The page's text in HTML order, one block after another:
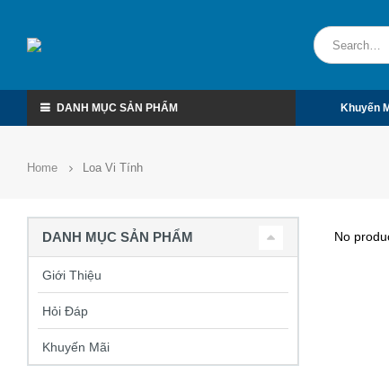
DANH MỤC SẢN PHẨM Khuyến
Home Loa Vi Tính
No
DANH MỤC SẢN PHẨM
Giới Thiệu
Hỏi Đáp
Khuyến Mãi